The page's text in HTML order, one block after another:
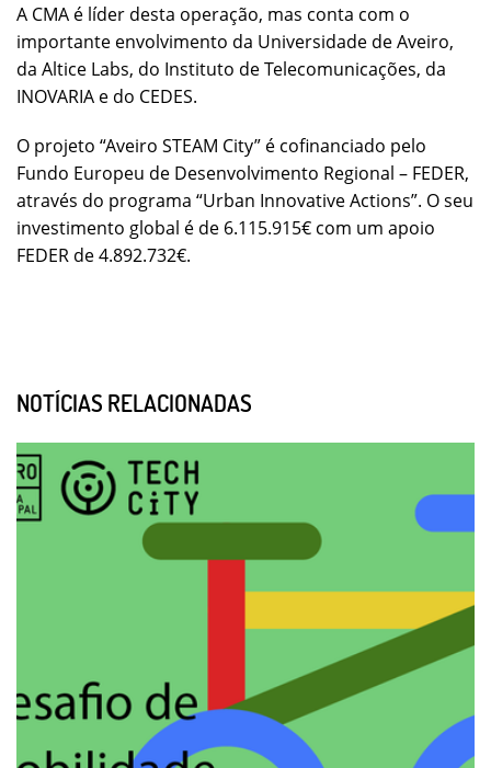
A CMA é líder desta operação, mas conta com o
importante envolvimento da Universidade de Aveiro,
da Altice Labs, do Instituto de Telecomunicações, da
INOVARIA e do CEDES.
O projeto “Aveiro STEAM City” é cofinanciado pelo
Fundo Europeu de Desenvolvimento Regional – FEDER,
através do programa “Urban Innovative Actions”. O seu
investimento global é de 6.115.915€ com um apoio
FEDER de 4.892.732€.
NOTÍCIAS RELACIONADAS